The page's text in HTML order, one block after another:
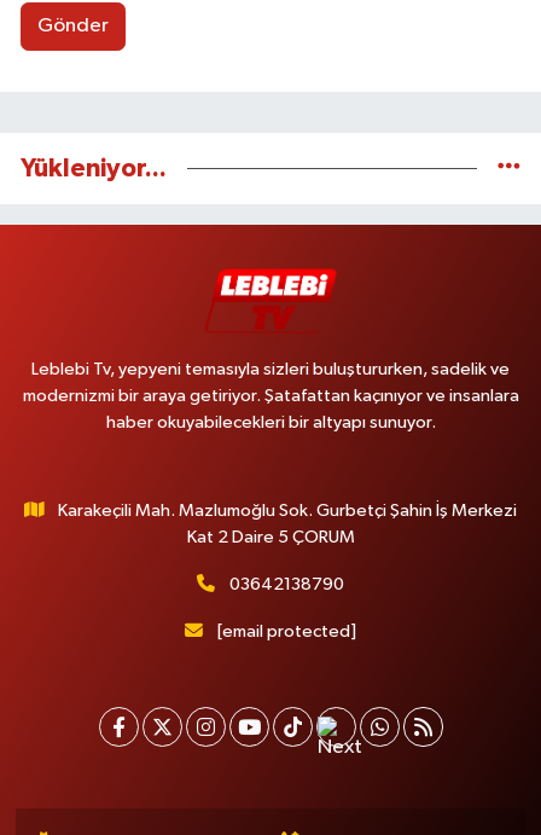
Gönder
Yükleniyor...
Leblebi Tv, yepyeni temasıyla sizleri buluştururken, sadelik ve
modernizmi bir araya getiriyor. Şatafattan kaçınıyor ve insanlara
haber okuyabilecekleri bir altyapı sunuyor.
Karakeçili Mah. Mazlumoğlu Sok. Gurbetçi Şahin İş Merkezi
Kat 2 Daire 5 ÇORUM
03642138790
[email protected]